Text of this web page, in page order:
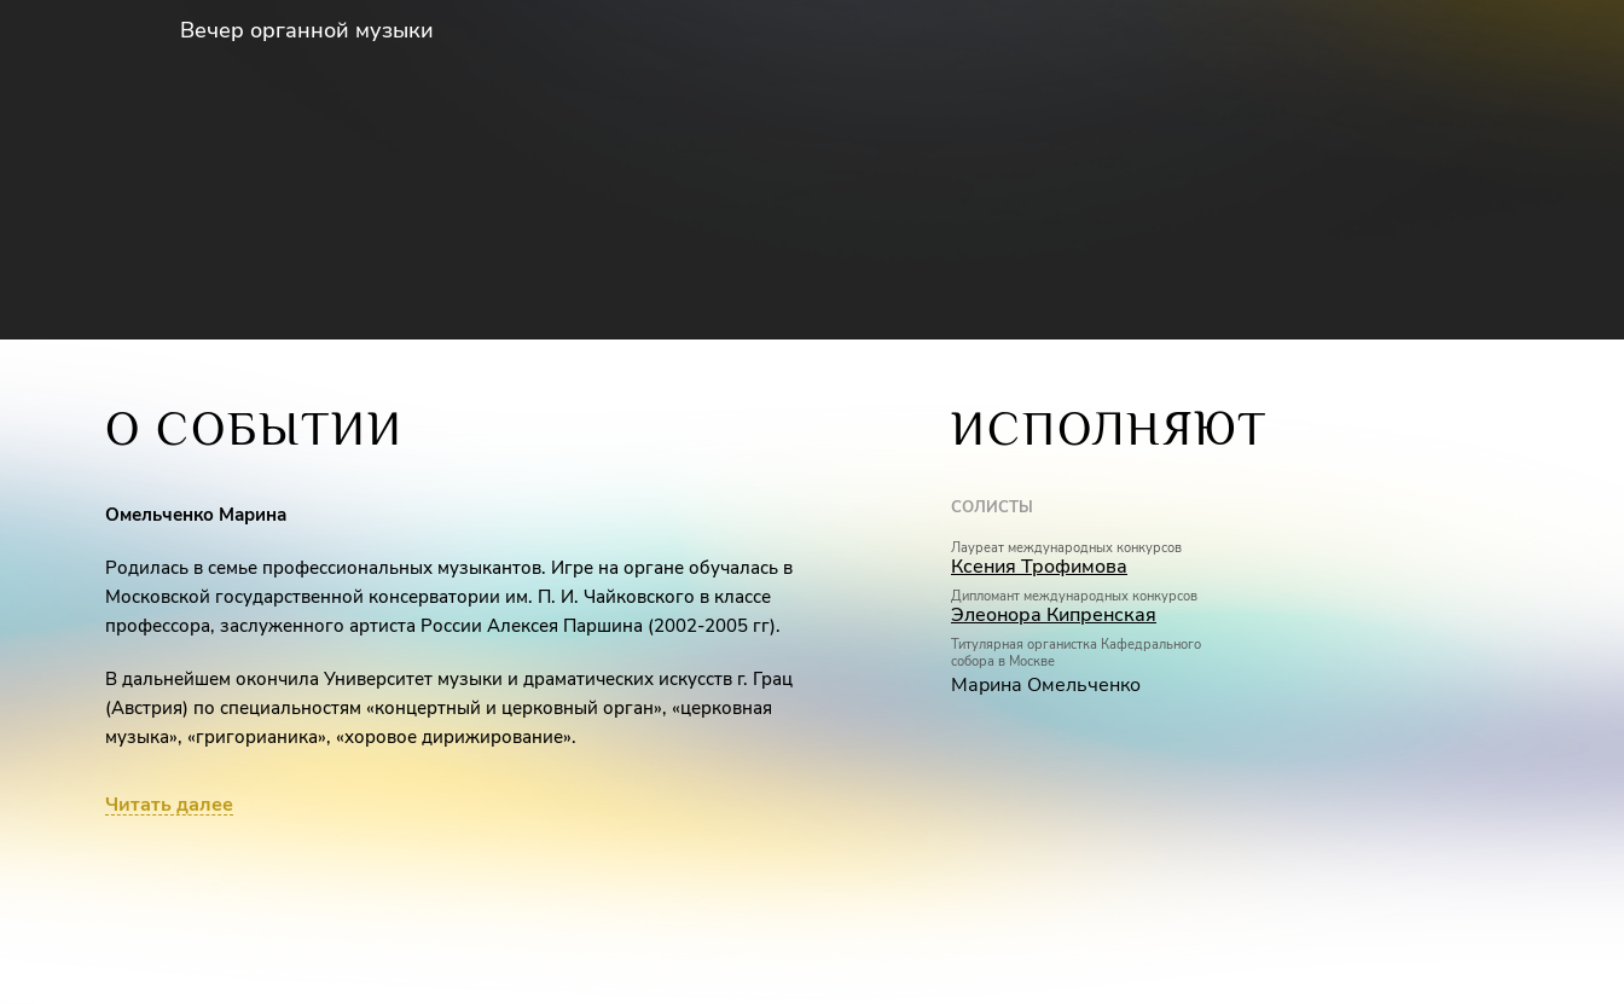
Вечер органной музыки
О СОБЫТИИ
Омельченко Марина
Родилась в семье профессиональных музыкантов. Игре на органе обучалась в
Московской государственной консерватории им. П. И. Чайковского в классе
профессора, заслуженного артиста России Алексея Паршина (2002-2005 гг).
В дальнейшем окончила Университет музыки и драматических искусств г. Грац
(Австрия) по специальностям «концертный и церковный орган», «церковная
музыка», «григорианика», «хоровое дирижирование».
Непорочного Зачатия Пресвятой Девы Марии города Москвы. С 2014 года —
Читать далее
ИСПОЛНЯЮТ
СОЛИСТЫ
Лауреат международных конкурсов
Ксения Трофимова
Дипломант международных конкурсов
Элеонора Кипренская
Титулярная органистка Кафедрального
собора в Москве
Марина Омельченко